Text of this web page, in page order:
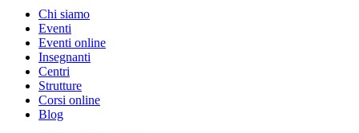
Chi siamo
Eventi
Eventi online
Insegnanti
Centri
Strutture
Corsi online
Blog